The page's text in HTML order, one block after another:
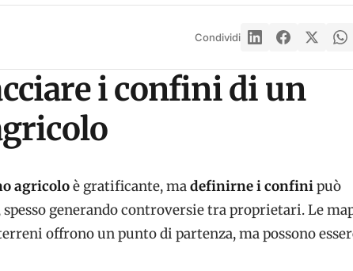
Condividi
i confini di un
agricoloè gratificante, madefinirne i confinipuò
generando controversie tra proprietari. Le
offrono un punto di partenza, ma possono